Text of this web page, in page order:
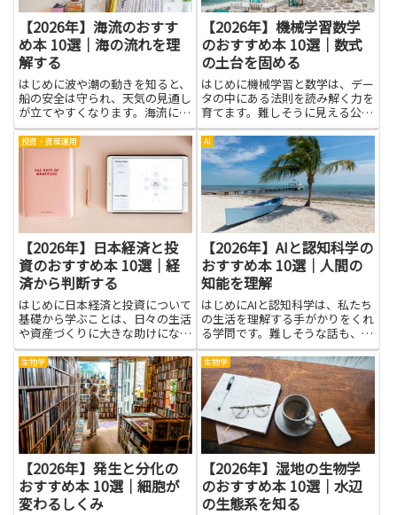
【2026年】海流のおすす
め本 10選｜海の流れを理
解する
はじめに波や潮の動きを知ると、
船の安全は守られ、天気の見通し
が立てやすくなります。海流につ
いて読むと、海の広い背景が見え
てきて、海上の仕事だけでなく、
地球の風や気候の仕組みを理解す
るのに役立ちます。子どもでも、
絵や地図を使って水の流れをた
【2026年】機械学習数学
のおすすめ本 10選｜数式
の土台を固める
はじめに機械学習と数学は、デー
タの中にある法則を読み解く力を
育てます。難しそうに見える公式
も、日常の例で考えると理解が進
みます。機械学習数学の道は、数
式の土台を固める視点を養いま
す。数式の意味をしっかり理解す
ることで、アルゴリズムの仕組み
を...
投資・資産運用
【2026年】日本経済と投
資のおすすめ本 10選｜経
済から判断する
はじめに日本経済と投資について
基礎から学ぶことは、日々の生活
や資産づくりに大きな助けになり
ます。経済の流れや政策の狙い、
企業の業績動向を理解すると、物
価や雇用、金利の変化が自分の家
計や投資にどのように影響するか
が見えてきます。投資の基本や
リ...
AI
【2026年】AIと認知科学の
おすすめ本 10選｜人間の
知能を理解
はじめにAIと認知科学は、私たち
の生活を理解する手がかりをくれ
る学問です。難しそうな話も、身
近な例で考え方を追っていくと理
解が進みます。これらの本を読む
と、情報を読みとる力・考えをわ
かりやすく整理する力・相手の気
持ちを思いやる力が身につきま...
生物学
【2026年】発生と分化の
おすすめ本 10選｜細胞が
変わるしくみ
生物学
【2026年】湿地の生物学
のおすすめ本 10選｜水辺
の生態系を知る